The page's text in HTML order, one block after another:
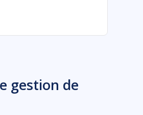
gestion de